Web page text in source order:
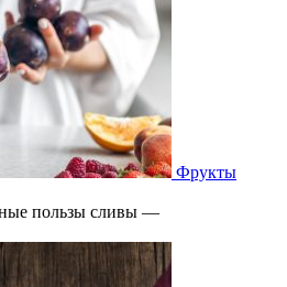
Фрукты
пользы сливы —